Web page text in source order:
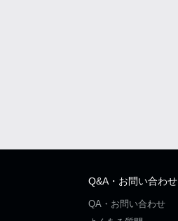
Q&A・お問い合わせ
QA・お問い合わせ